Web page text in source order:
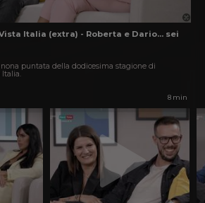
Italia (extra) - Roberta e Dario... sei
puntata della dodicesima stagione di
8 min